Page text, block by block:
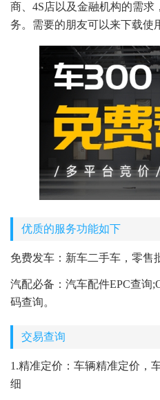
商、4S店以及金融机构的需求
务。需要的朋友可以来下载使
优质的服务功能如下
免费发车：新车二手车，零售
汽配必备：汽车配件EPC查询
码查询。
交易查询
1.精准定价：车辆精准定价，
细